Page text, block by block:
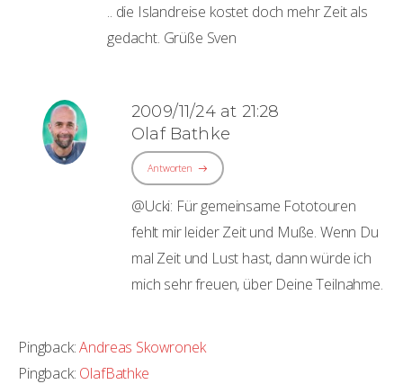
.. die Islandreise kostet doch mehr Zeit als
gedacht. Grüße Sven
2009/11/24 at 21:28
Olaf Bathke
Antworten
@Ucki: Für gemeinsame Fototouren
fehlt mir leider Zeit und Muße. Wenn Du
mal Zeit und Lust hast, dann würde ich
mich sehr freuen, über Deine Teilnahme.
Pingback:Andreas Skowronek
Pingback: OlafBathke